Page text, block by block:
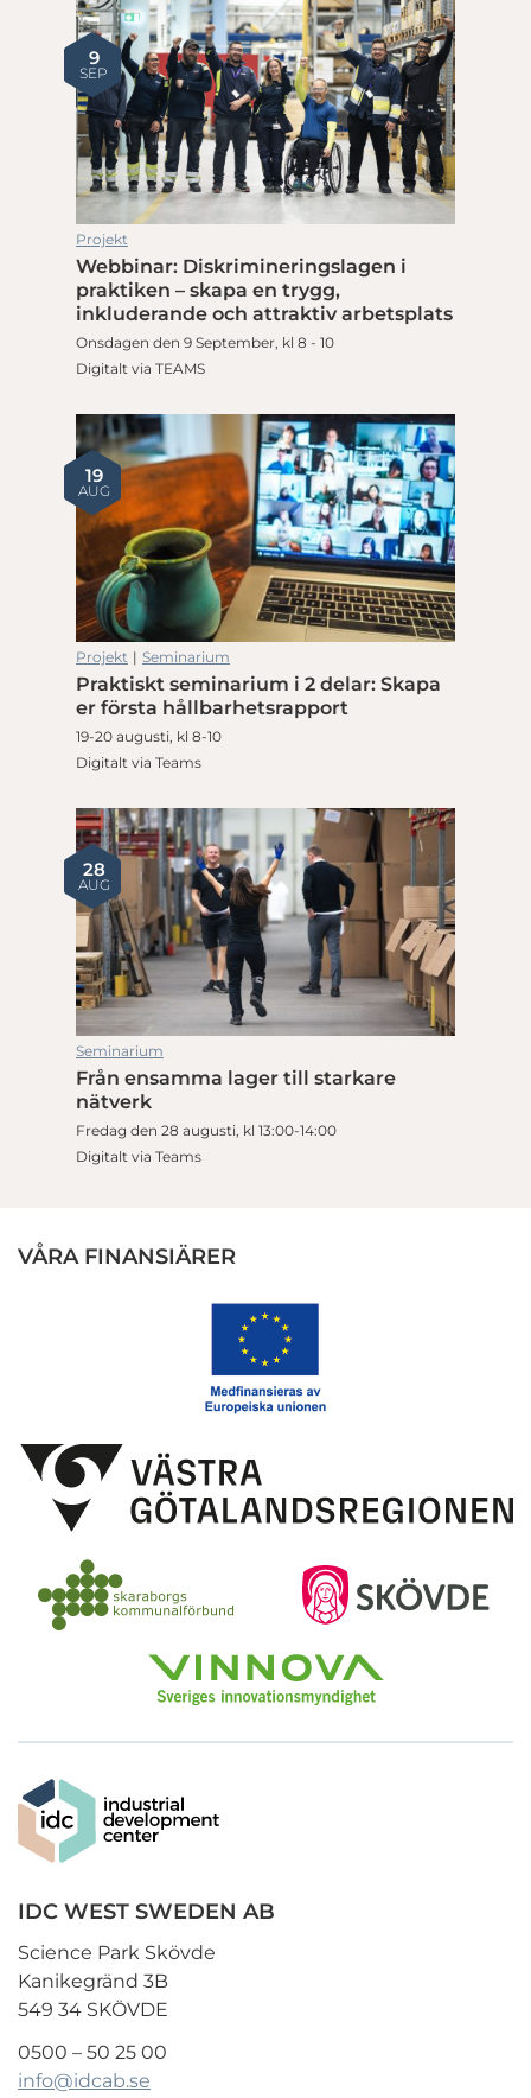
9
SEP
Projekt
Webbinar: Diskrimineringslagen i
praktiken – skapa en trygg,
inkluderande och attraktiv arbetsplats
Onsdagen den 9 September, kl 8 - 10
Digitalt via TEAMS
19
AUG
Projekt | Seminarium
Praktiskt seminarium i 2 delar: Skapa
er första hållbarhetsrapport
19-20 augusti, kl 8-10
Digitalt via Teams
28
AUG
Seminarium
Från ensamma lager till starkare
nätverk
Fredag den 28 augusti, kl 13:00-14:00
Digitalt via Teams
VÅRA FINANSIÄRER
IDC WEST SWEDEN AB
Science Park Skövde
Kanikegränd 3B
549 34 SKÖVDE
0500 – 50 25 00
info@idcab.se